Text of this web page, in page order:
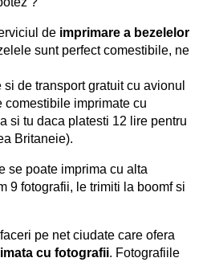
de imprimare a bezelelor
sunt perfect comestibile, ne
de transport gratuit cu avionul
comestibile imprimate cu
si tu daca platesti 12 lire pentru
Britaneie).
se poate imprima cu alta
9 fotografii, le trimiti la boomf si
pe net ciudate care ofera
cu fotografii. Fotografiile